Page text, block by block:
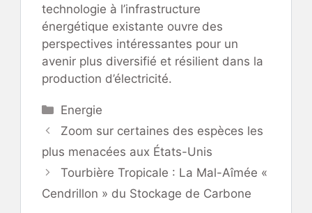
technologie à l’infrastructure
énergétique existante ouvre des
perspectives intéressantes pour un
avenir plus diversifié et résilient dans la
production d’électricité.
Catégories
Energie
Zoom sur certaines des espèces les
plus menacées aux États-Unis
Tourbière Tropicale : La Mal-Aîmée «
Cendrillon » du Stockage de Carbone